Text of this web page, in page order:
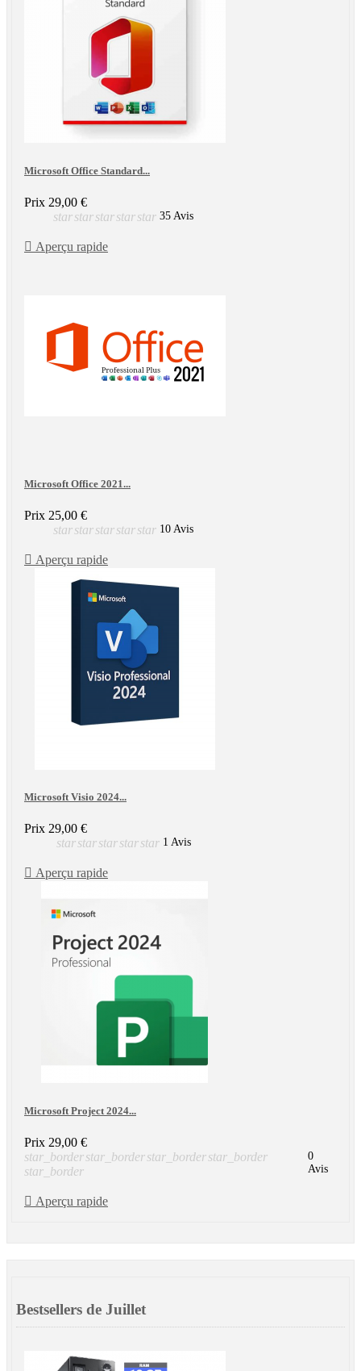
Microsoft Office Standard...
Prix 29,00 €
starstarstarstarstar 35 Avis
 Aperçu rapide
Microsoft Office 2021...
Prix 25,00 €
starstarstarstarstar 10 Avis
 Aperçu rapide
Microsoft Visio 2024...
Prix 29,00 €
star star star star star 1 Avis
 Aperçu rapide
Microsoft Project 2024...
Prix 29,00 €
star_borderstar_borderstar_borderstar_border
star_border
0
Avis
 Aperçu rapide
Bestsellers de Juillet